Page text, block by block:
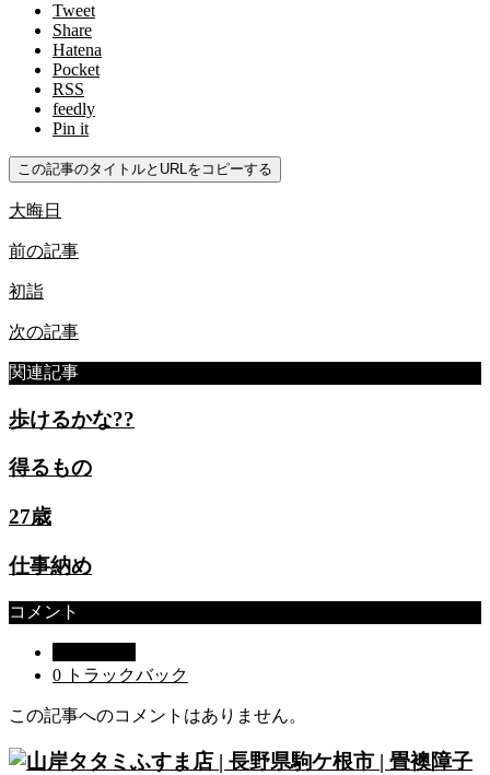
Tweet
Share
Hatena
Pocket
RSS
feedly
Pin it
この記事のタイトルとURLをコピーする
大晦日
前の記事
初詣
次の記事
関連記事
歩けるかな??
得るもの
27歳
仕事納め
コメント
0 トラックバック
この記事へのコメントはありません。